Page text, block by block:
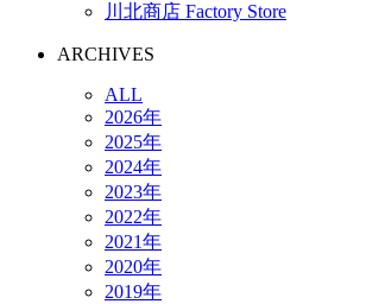
川北商店 Factory Store
ARCHIVES
ALL
2026年
2025年
2024年
2023年
2022年
2021年
2020年
2019年